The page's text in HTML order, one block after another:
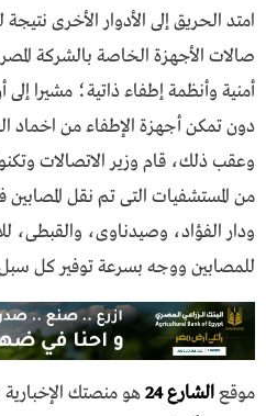
امتد الحريق إلى الأدوار الأخرى
صالات الأجهزة الخاصة بالشركة
أمنية وأنظمة إطفاء ذاتية؛ مشيرا
دون تمكن أجهزة الإطفاء من اخماد
وعقب ذلك، قام وزير الاتصالات
من المستشفيات التى تم نقل المصابين
ودار الفؤاد، وصيدناوى، والقبطى،
للمصابين ووجه بسرعة توفير كل سبل
موقعالشارع 24
هو منصتك